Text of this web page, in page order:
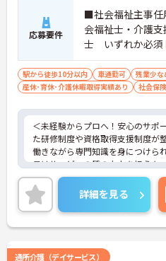
応募要件
■社会福祉主事任
会福祉士・介護
士 いずれか必
＞生活相談員の
駅から徒歩10分以内 車通勤可 残業少な
産休･育休･介護休暇取得実績あり
社会保
＜未経験からプロへ！安心のサポ
た研修制度や資格取得支援制度が
働きながら専門知識を身につけら
員はサービスの質の向上を担うキ
様やご家族との関わりを通じて、
も磨いていけるやりがいのあるお
＜夜勤なしでプライベートも充実
勤務曜日は相談可能♪ライフスタ
き方が可能です。産休・育休制度
詳細を見る
通所介護（デイサービス）